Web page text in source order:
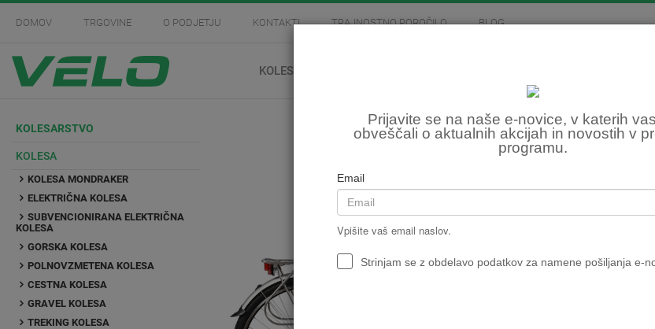
Prijavite se na naše e-novice, v katerih
obveščali o aktualnih akcijah in novostih v
programu.
Email
Vpišite vaš email naslov.
Strinjam se z obdelavo podatkov za namene pošiljanja e-
DOMOV TRGOVINE O PODJETJU KONTAKTI TRAJNOSTNO POROČILO BLOG
KOLESARSTVO
KOLESARSTVO
KOLESA
KOLESA MONDRAKER
ELEKTRIČNA KOLESA
SUBVENCIONIRANA ELEKTRIČNA
KOLESA
GORSKA KOLESA
POLNOVZMETENA KOLESA
CESTNA KOLESA
GRAVEL KOLESA
TREKING KOLESA